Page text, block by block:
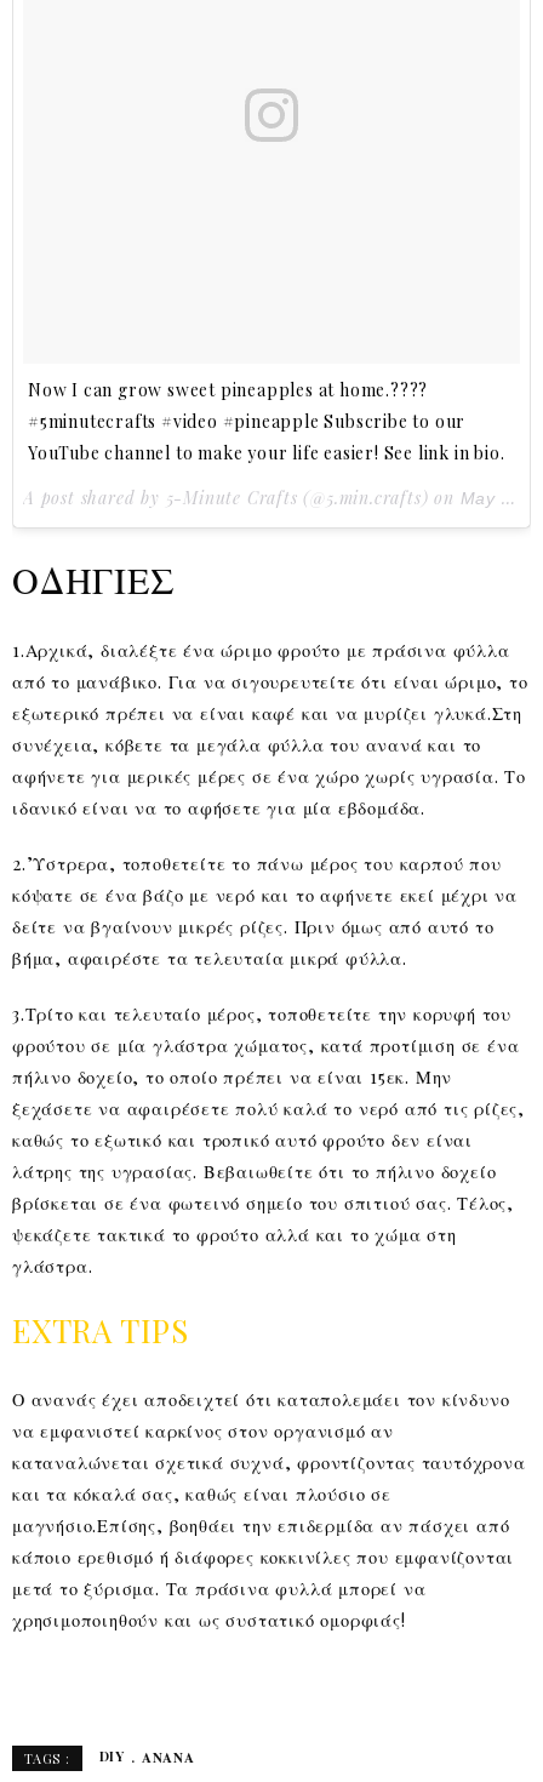
Now I can grow sweet pineapples at home.????
#5minutecrafts #video #pineapple Subscribe to our
YouTube channel to make your life easier! See link in bio.
A post shared by 5-Minute Crafts (@5.min.crafts) on May 21, 2017 at 1:00pm PDT
ΟΔΗΓΙΕΣ
1.Αρχικά, διαλέξτε ένα ώριμο φρούτο με πράσινα φύλλα
από το μανάβικο. Για να σιγουρευτείτε ότι είναι ώριμο, το
εξωτερικό πρέπει να είναι καφέ και να μυρίζει γλυκά.Στη
συνέχεια, κόβετε τα μεγάλα φύλλα του ανανά και το
αφήνετε για μερικές μέρες σε ένα χώρο χωρίς υγρασία. Το
ιδανικό είναι να το αφήσετε για μία εβδομάδα.
2.’Υστρερα, τοποθετείτε το πάνω μέρος του καρπού που
κόψατε σε ένα βάζο με νερό και το αφήνετε εκεί μέχρι να
δείτε να βγαίνουν μικρές ρίζες. Πριν όμως από αυτό το
βήμα, αφαιρέστε τα τελευταία μικρά φύλλα.
3.Τρίτο και τελευταίο μέρος, τοποθετείτε την κορυφή του
φρούτου σε μία γλάστρα χώματος, κατά προτίμιση σε ένα
πήλινο δοχείο, το οποίο πρέπει να είναι 15εκ. Μην
ξεχάσετε να αφαιρέσετε πολύ καλά το νερό από τις ρίζες,
καθώς το εξωτικό και τροπικό αυτό φρούτο δεν είναι
λάτρης της υγρασίας. Βεβαιωθείτε ότι το πήλινο δοχείο
βρίσκεται σε ένα φωτεινό σημείο του σπιτιού σας. Τέλος,
ψεκάζετε τακτικά το φρούτο αλλά και το χώμα στη
γλάστρα.
EXTRA TIPS
Ο ανανάς έχει αποδειχτεί ότι καταπολεμάει τον κίνδυνο
να εμφανιστεί καρκίνος στον οργανισμό αν
καταναλώνεται σχετικά συχνά, φροντίζοντας ταυτόχρονα
και τα κόκαλά σας, καθώς είναι πλούσιο σε
μαγνήσιο.Επίσης, βοηθάει την επιδερμίδα αν πάσχει από
κάποιο ερεθισμό ή διάφορες κοκκινίλες που εμφανίζονται
μετά το ξύρισμα. Τα πράσινα φυλλά μπορεί να
χρησιμοποιηθούν και ως συστατικό ομορφιάς!
TAGS : DIY ΑΝΑΝΆ